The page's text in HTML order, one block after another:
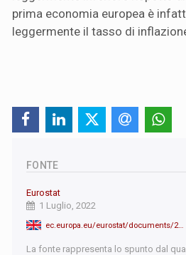
prima economia europea è
leggermente il tasso di
FONTE
Eurostat
1 Luglio, 2022
La fonte rappresenta lo spunto dal